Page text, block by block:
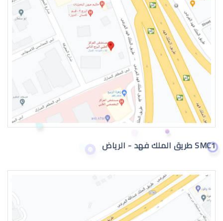
عمليات التجميل للعين
جراحة تجميل العيون
جراحة تجميل العيون بالرياض
SMC1 طريق الملك فهد - الرياض